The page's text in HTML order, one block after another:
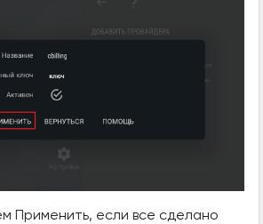
Применить, если все сделано